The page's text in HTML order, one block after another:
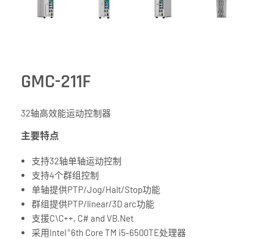
GMC-211F
32轴高效能运动控制器
主要特点
支持32轴单轴运动控制
支持4个群组控制
单轴提供PTP/Jog/Halt/Stop功能
群组提供PTP/linear/3D arc功能
支援C\C++, C# and VB.Net
采用Intel®6th Core TM i5-6500TE处理器